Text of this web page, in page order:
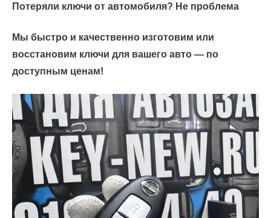
Потеряли ключи от автомобиля? Не проблема
Мы быстро и качественно изготовим или
восстановим ключи для вашего авто — по
доступным ценам!